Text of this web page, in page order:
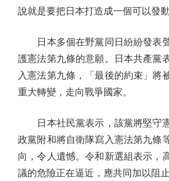
說就是要把日本打造成一個可以發
日本多個在野黨同日紛紛發表
護憲法第九條的意願。日本共產黨
入憲法第九條，「最後的約束」將
重大轉變，走向戰爭國家。
日本社民黨表示，該黨將堅守
政黨附和將自衛隊寫入憲法第九條
向，令人遺憾。令和新選組表示，
議的危險正在逼近，應共同加以阻止